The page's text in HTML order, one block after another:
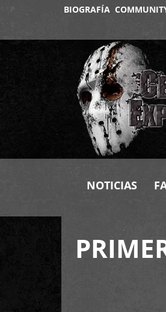
BIOGRAFÍA
NOTICIAS